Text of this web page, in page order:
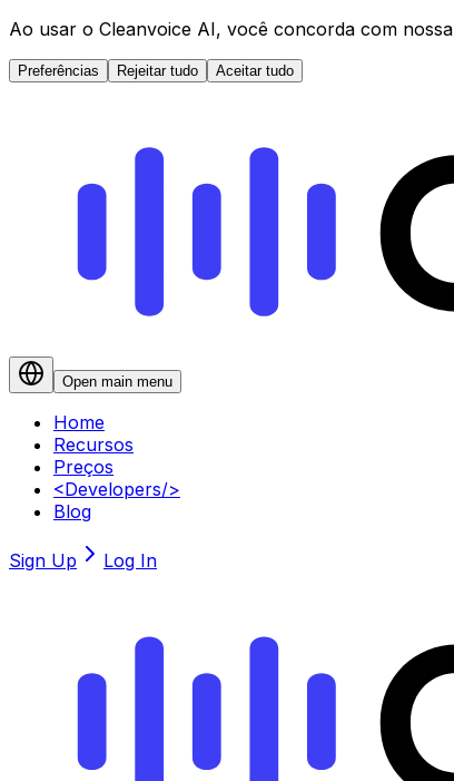
Ao usar o Cleanvoice AI, você concorda com nossa
Preferências Rejeitar tudo Aceitar tudo
Open main menu
Home
Recursos
Preços
<Developers/>
Blog
Sign Up Log In